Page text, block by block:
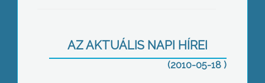
AZ AKTUÁLIS NAPI HÍREI
(2010-05-18 )
patakok